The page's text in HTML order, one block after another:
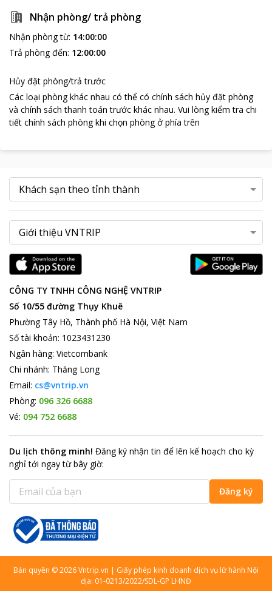
Nhận phòng/ trả phòng
Nhận phòng từ: 14:00:00
Trả phòng đến: 12:00:00
Hủy đặt phòng/trả trước
Các loại phòng khác nhau có thể có chính sách hủy đặt phòng
và chính sách thanh toán trước khác nhau. Vui lòng kiểm tra chi
tiết chính sách phòng khi chọn phòng ở phía trên
CÔNG TY TNHH CÔNG NGHỆ VNTRIP
Số 10/55 đường Thụy Khuê
Phường Tây Hồ, Thành phố Hà Nội, Việt Nam
Số tài khoản: 1023431230
Ngân hàng: Vietcombank
Chi nhánh: Thăng Long
Email: cs@vntrip.vn
Phòng: 096 326 6688
Vé: 094 752 6688
Du lịch thông minh! Đăng ký nhận tin để lên kế hoạch cho kỳ
nghỉ tới ngay từ bây giờ:
Đăng ký
Bản quyền ©2026Vntrip.vn | Giấy phép kinh doanh dịch vụ lữ hành Nội
địa: 01-0213/2022/SDL-GP LHNĐ